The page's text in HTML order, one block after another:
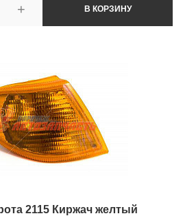
+ В КОРЗИНУ
2115 Киржач желтый